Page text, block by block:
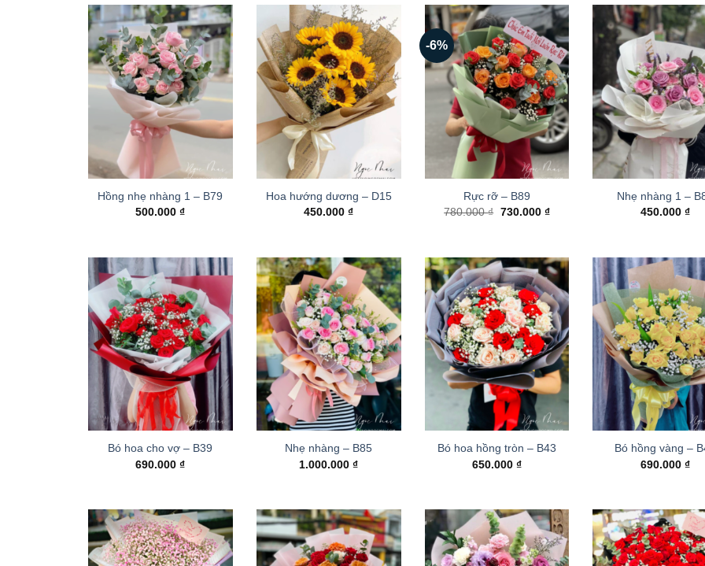
Hồng nhẹ nhàng 1 – B79
500.000₫
Hoa hướng dương – D15
450.000₫
-6%
Rực rỡ – B89
780.000₫ Giá
730.000 ₫Giá
730.000 ₫.
Nhẹ nhàng 1 –
450.000 ₫
Bó hoa cho vợ – B39
690.000₫
Nhẹ nhàng – B85
1.000.000₫
Bó hoa hồng tròn – B43
650.000 ₫
Bó hồng vàng –
690.000 ₫